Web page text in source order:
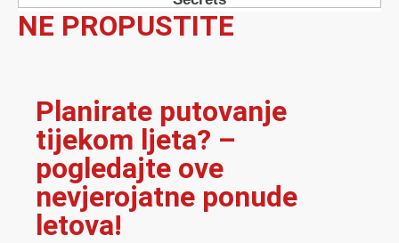
NE PROPUSTITE
Planirate putovanje
tijekom ljeta? –
pogledajte ove
nevjerojatne ponude
letova!